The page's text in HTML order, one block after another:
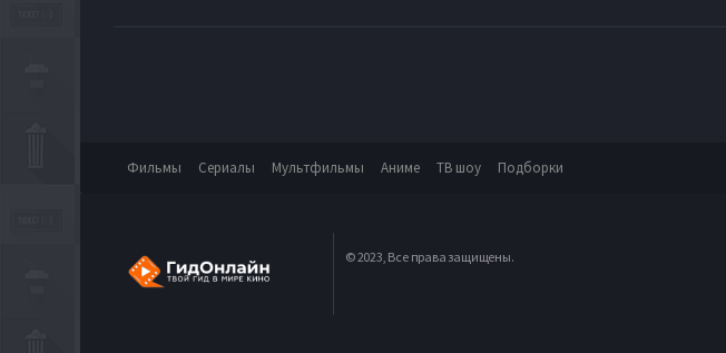
Фильмы Сериалы Мультфильмы Аниме ТВ шоу Подборки
© 2023, Все права защищены.